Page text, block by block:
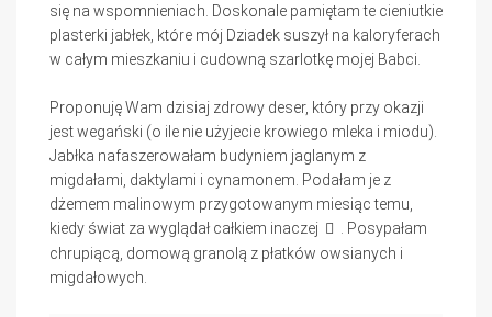
się na wspomnieniach. Doskonale pamiętam te cieniutkie
plasterki jabłek, które mój Dziadek suszył na kaloryferach
w całym mieszkaniu i cudowną szarlotkę mojej Babci.
Proponuję Wam dzisiaj zdrowy deser, który przy okazji
jest wegański (o ile nie użyjecie krowiego mleka i miodu).
Jabłka nafaszerowałam budyniem jaglanym z
migdałami, daktylami i cynamonem. Podałam je z
dżemem malinowym przygotowanym miesiąc temu,
kiedy świat za wyglądał całkiem inaczej
. Posypałam
chrupiącą, domową granolą z płatków owsianych i
migdałowych.